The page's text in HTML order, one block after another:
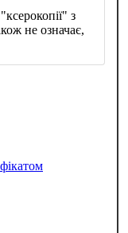
з
не означає,